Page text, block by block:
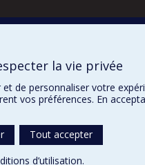
la vie privée
et de personnaliser votre
vos préférences. En
Tout accepter
d’utilisation.